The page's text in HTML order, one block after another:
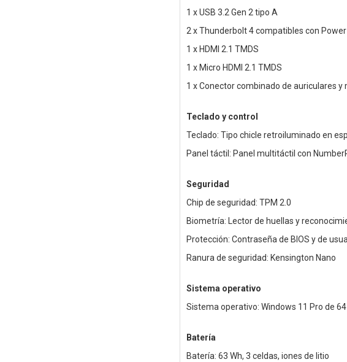
1 x USB 3.2 Gen 2 tipo A
2 x Thunderbolt 4 compatibles con
1 x HDMI 2.1 TMDS
1 x Micro HDMI 2.1 TMDS
1 x Conector combinado de auriculares
Teclado y control
Teclado: Tipo chicle retroiluminado en
Panel táctil: Panel multitáctil con
Seguridad
Chip de seguridad: TPM 2.0
Biometría: Lector de huellas y
Protección: Contraseña de BIOS y de
Ranura de seguridad: Kensington Nano
Sistema operativo
Sistema operativo: Windows 11 Pro de
Batería
Batería: 63 Wh, 3 celdas, iones de litio